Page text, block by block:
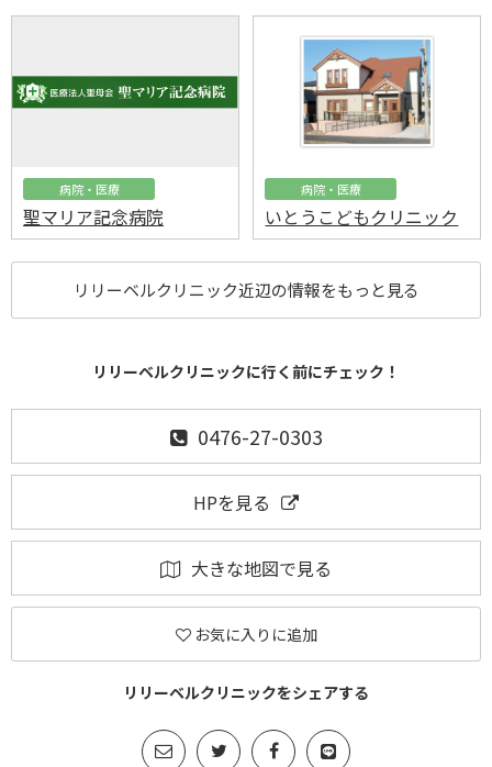
病院・医療
聖マリア記念病院
病院・医療
いとうこどもクリニック
リリーベルクリニック近辺の情報をもっと見る
リリーベルクリニックに行く前にチェック！
0476-27-0303
HPを見る
大きな地図で見る
お気に入りに追加
リリーベルクリニックをシェアする